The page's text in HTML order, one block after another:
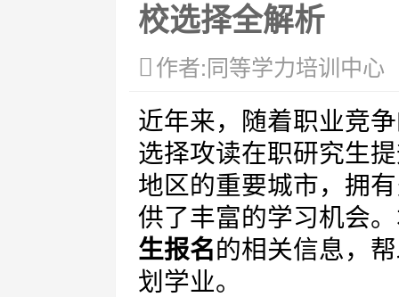
校选择全解析
作者:同等学力培训中心
近年来，随着职业竞
选择攻读在职研究生
地区的重要城市，拥
供了丰富的学习机会
生报名的相关信息，
划学业。